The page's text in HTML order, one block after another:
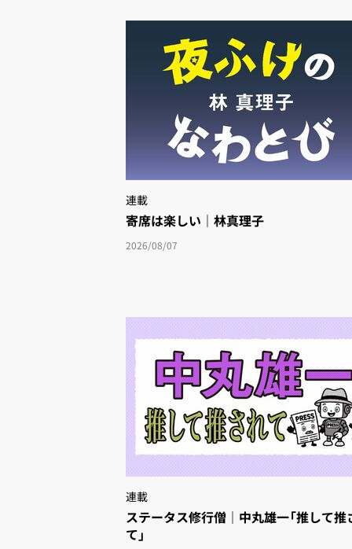
連載
寄席は楽しい｜林真理子
2026/08/07
連載
ステータス修行僧｜中丸雄一「推して推
て」